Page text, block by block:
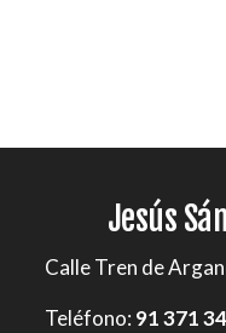
Jesús
Calle Tren de
Teléfono: 91 371